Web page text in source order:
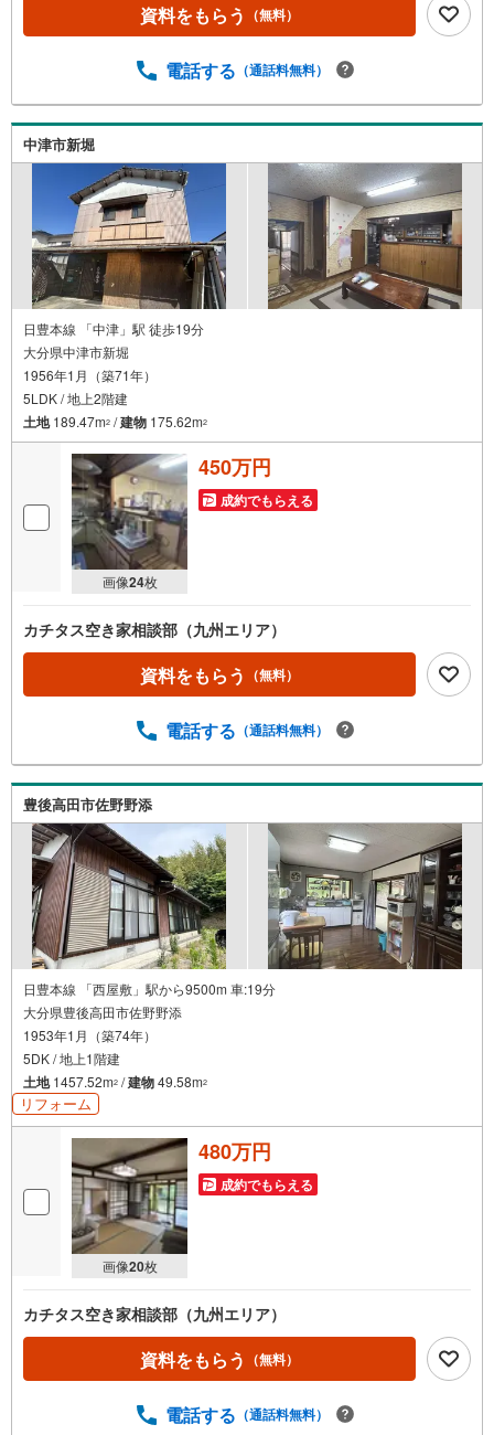
資料をもらう （無料）
電話する （通話料無料）
中津市新堀
日豊本線 「中津」駅 徒歩19分
大分県中津市新堀
1956年1月（築71年）
5LDK / 地上2階建
土地189.47m2 /建物 175.62m2
画像24枚
450万円
成約でもらえる
カチタス空き家相談部（九州エリア）
資料をもらう （無料）
電話する （通話料無料）
豊後高田市佐野野添
日豊本線 「西屋敷」駅から9500m 車:19分
大分県豊後高田市佐野野添
1953年1月（築74年）
5DK / 地上1階建
土地1457.52m2 /建物49.58m2
リフォーム
画像20枚
480万円
成約でもらえる
カチタス空き家相談部（九州エリア）
資料をもらう （無料）
電話する （通話料無料）